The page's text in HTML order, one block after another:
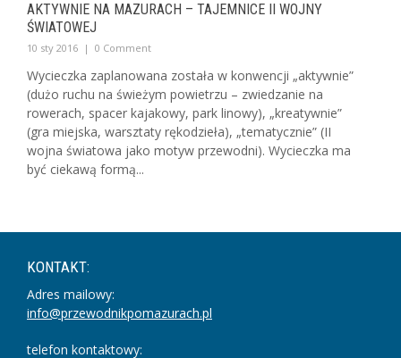
AKTYWNIE NA MAZURACH – TAJEMNICE II WOJNY
ŚWIATOWEJ
10 sty 2016 | 0 Comment
Wycieczka zaplanowana została w konwencji „aktywnie”
(dużo ruchu na świeżym powietrzu – zwiedzanie na
rowerach, spacer kajakowy, park linowy), „kreatywnie”
(gra miejska, warsztaty rękodzieła), „tematycznie” (II
wojna światowa jako motyw przewodni). Wycieczka ma
być ciekawą formą...
KONTAKT:
Adres mailowy:
info@przewodnikpomazurach.pl
telefon kontaktowy: